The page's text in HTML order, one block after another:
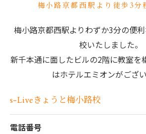
梅小路京都西駅より徒歩3分
梅小路京都西駅よりわずか3分の便
校いたしました。
新千本通に面したビルの2階に教室を
はホテルエミオンがござい
s-Liveきょうと梅小路校
電話番号